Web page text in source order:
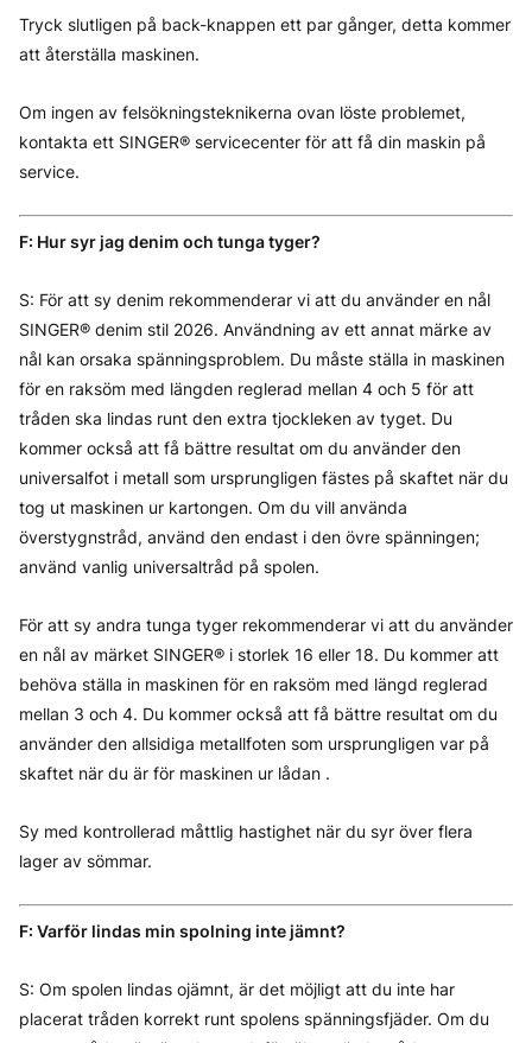
Tryck slutligen på back-knappen ett par gånger, detta kommer
att återställa maskinen.
Om ingen av felsökningsteknikerna ovan löste problemet,
kontakta ett SINGER® servicecenter för att få din maskin på
service.
F: Hur syr jag denim och tunga tyger?
S: För att sy denim rekommenderar vi att du använder en nål
SINGER® denim stil 2026. Användning av ett annat märke av
nål kan orsaka spänningsproblem. Du måste ställa in maskinen
för en raksöm med längden reglerad mellan 4 och 5 för att
tråden ska lindas runt den extra tjockleken av tyget. Du
kommer också att få bättre resultat om du använder den
universalfot i metall som ursprungligen fästes på skaftet när du
tog ut maskinen ur kartongen. Om du vill använda
överstygnstråd, använd den endast i den övre spänningen;
använd vanlig universaltråd på spolen.
För att sy andra tunga tyger rekommenderar vi att du använder
en nål av märket SINGER® i storlek 16 eller 18. Du kommer att
behöva ställa in maskinen för en raksöm med längd reglerad
mellan 3 och 4. Du kommer också att få bättre resultat om du
använder den allsidiga metallfoten som ursprungligen var på
skaftet när du är för maskinen ur lådan .
Sy med kontrollerad måttlig hastighet när du syr över flera
lager av sömmar.
F: Varför lindas min spolning inte jämnt?
S: Om spolen lindas ojämnt, är det möjligt att du inte har
placerat tråden korrekt runt spolens spänningsfjäder. Om du